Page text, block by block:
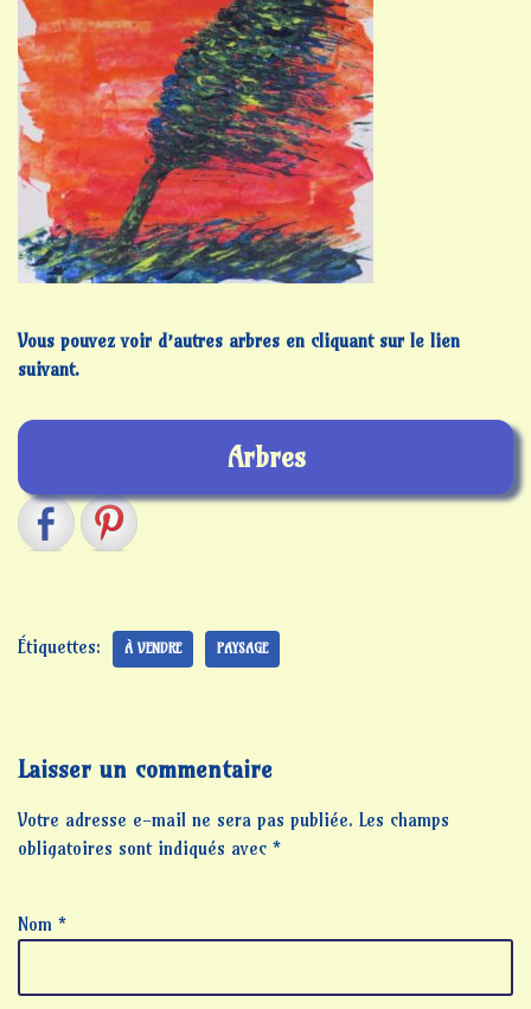
Vous pouvez voir d’autres arbres en cliquant sur le lien
suivant.
Arbres
Étiquettes: À VENDRE PAYSAGE
Laisser un commentaire
Votre adresse e-mail ne sera pas publiée. Les champs
obligatoires sont indiqués avec *
Nom *